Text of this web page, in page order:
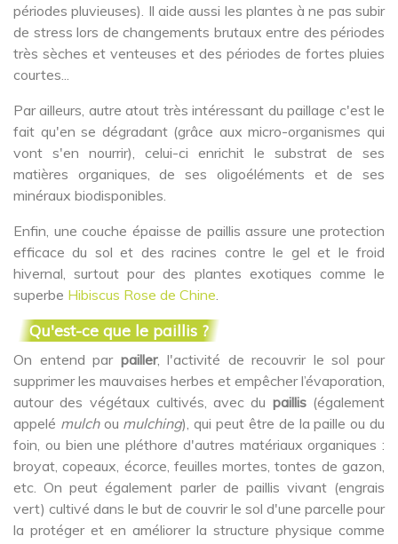
périodes pluvieuses). Il aide aussi les plantes à ne pas subir
de stress lors de changements brutaux entre des périodes
très sèches et venteuses et des périodes de fortes pluies
courtes...
Par ailleurs, autre atout très intéressant du paillage c'est le
fait qu'en se dégradant (grâce aux micro-organismes qui
vont s'en nourrir), celui-ci enrichit le substrat de ses
matières organiques, de ses oligoéléments et de ses
minéraux biodisponibles.
Enfin, une couche épaisse de paillis assure une protection
efficace du sol et des racines contre le gel et le froid
hivernal, surtout pour des plantes exotiques comme le
superbe Hibiscus Rose de Chine
Qu'est-ce que le paillis ?
On entend par pailler, l'activité de recouvrir le sol pour
supprimer les mauvaises herbes et empêcher l’évaporation,
autour des végétaux cultivés, avec du paillis(également
appelé mulchou mulching), qui peut être de la paille ou du
foin, ou bien une pléthore d'autres matériaux organiques :
broyat, copeaux, écorce, feuilles mortes, tontes de gazon,
etc. On peut également parler de paillis vivant (engrais
vert) cultivé dans le but de couvrir le sol d'une parcelle pour
la protéger et en améliorer la structure physique comme